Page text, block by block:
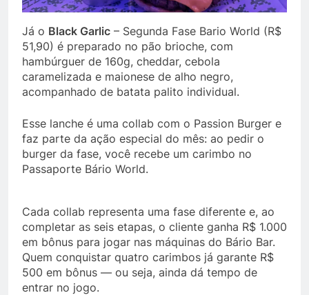
Já o Black Garlic – Segunda Fase Bario World (R$
51,90) é preparado no pão brioche, com
hambúrguer de 160g, cheddar, cebola
caramelizada e maionese de alho negro,
acompanhado de batata palito individual.
Esse lanche é uma collab com o Passion Burger e
faz parte da ação especial do mês: ao pedir o
burger da fase, você recebe um carimbo no
Passaporte Bário World.
Cada collab representa uma fase diferente e, ao
completar as seis etapas, o cliente ganha R$ 1.000
em bônus para jogar nas máquinas do Bário Bar.
Quem conquistar quatro carimbos já garante R$
500 em bônus — ou seja, ainda dá tempo de
entrar no jogo.